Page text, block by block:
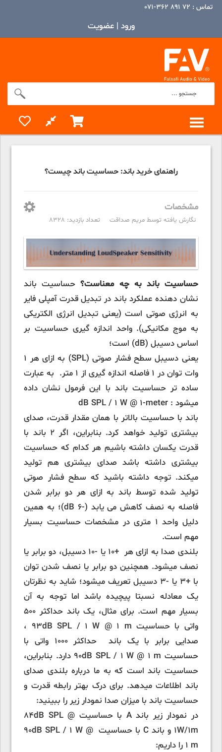
تماس : 72 891 362-071
ورود | عضویت
TOGGLE MENU
راهنمای خرید باند: حساسیت باند چیست؟
مشخصات
نگارش یافته توسطمریم صداقت تعداد بازدید: 8328
حساسیت باند به چه معناست؟حساسیت باند
نشان دهنده عملکرد باند در تبدیل قدرت آمپلی فایر
به انرژی صوتی است (یعنی تبدیل انرژی الکتریکی
به موج مکانیکی). واحد اندازه گیری حساسیت بر
اساس دسیبل (dB) است؛
یعنی دسیبل سطح فشار صوتی (SPL) به ازای هر 1
وات توان در 1 فاصله اندازه گیری از 1 متر. به عبارت
ساده تر حساسیت باند با این فرمول نشان داده
میشود : dB SPL / 1 W @ 1-meter
باند با حساسیت بالاتر با همان مقدار قدرت، صدای
بیشتری تولید خواهد کرد. بنابراین، اگر 2 باند با
قدرت یکسان داشته باشیم هر کدام که حساسیت
بیشتری داشته باشد صدای بیشتری هم تولید
میکند. توجه داشته باشید که سطح فشار صوتی
تولید شده توسط باند به ازای هر دو برابر شدن
فاصله به نصف کاهش می یابد (-6 dB)؛ به همین
دلیل واحد 1 متری در مشخصات حساسیت بسیار
مهم است.
بلندی صدا به ازای هر +10 یا -10 دسیبل، دو برابر یا
نصف میشود. همچنین دو برابر یا نصف شدن توان
با +3 یا -3 دسیبل تعریف میشود؛ شاید به نظرتان
یک معادله نسبتا پیچیده باشد اما توجه به آن
بسیار مهم است. برای مثال، یک باند حداکثر 500
واتی با حساسیت 93dB SPL / 1 W @ 1 m ،
صدایی برابر با یک باند حداکثر 1000 واتی با
حساسیت 90dB SPL / 1 W @ 1 m دارد. بنابراین،
حساسیت باند است که به ما درباره بلندی صدای
باند اطلاعات میدهد. برای درک بهتر رابطه قدرت و
حساسیت باند با میزان صدا نمودار زیر را ببینید:
در نمودار زیر باند A با حساسیت 84dB SPL @
1W/1m و باند C با حساسیت 90dB SPL / 1 W @
1 m را داریم: